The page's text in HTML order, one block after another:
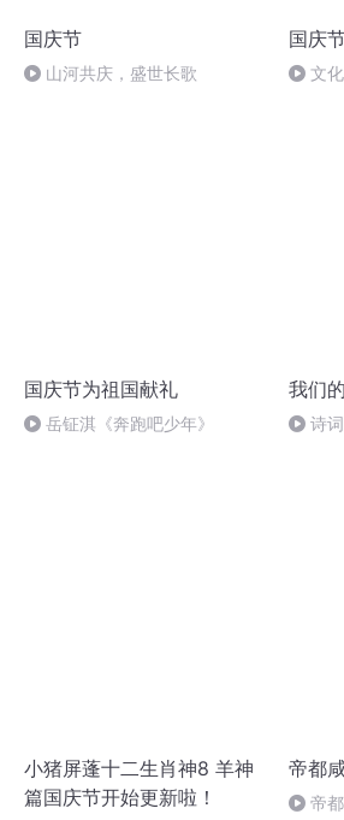
国庆节
山河共庆，盛世长歌
国庆
文
国庆节为祖国献礼
岳钲淇《奔跑吧少年》
我们
诗
小猪屏蓬十二生肖神8 羊神
篇国庆节开始更新啦！
帝都
帝